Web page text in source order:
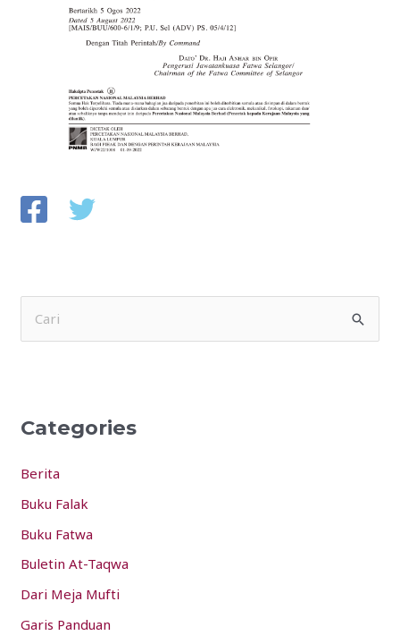
c
f
o
r
:
Categories
Berita
Buku Falak
Buku Fatwa
Buletin At-Taqwa
Dari Meja Mufti
Garis Panduan